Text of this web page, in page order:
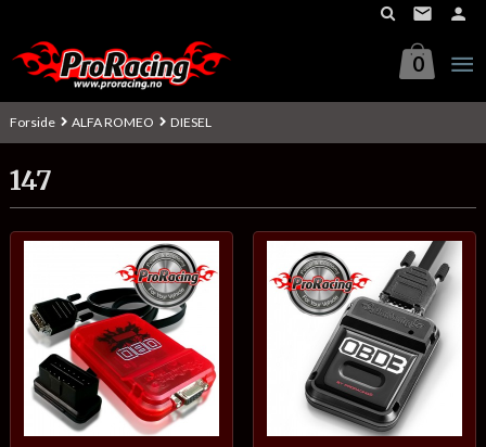
innholdet
0
Forside ALFA ROMEO DIESEL
147